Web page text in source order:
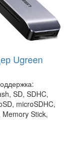
Ugreen
SD, SDHC,
microSDHC,
Memory Stick,